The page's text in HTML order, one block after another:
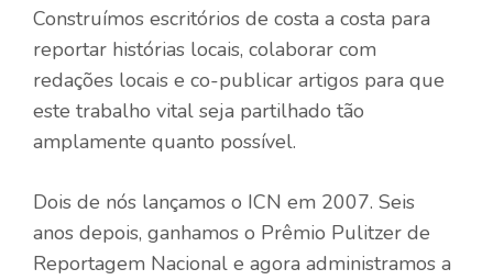
Construímos escritórios de costa a costa para
reportar histórias locais, colaborar com
redações locais e co-publicar artigos para que
este trabalho vital seja partilhado tão
amplamente quanto possível.
Dois de nós lançamos o ICN em 2007. Seis
anos depois, ganhamos o Prêmio Pulitzer de
Reportagem Nacional e agora administramos a